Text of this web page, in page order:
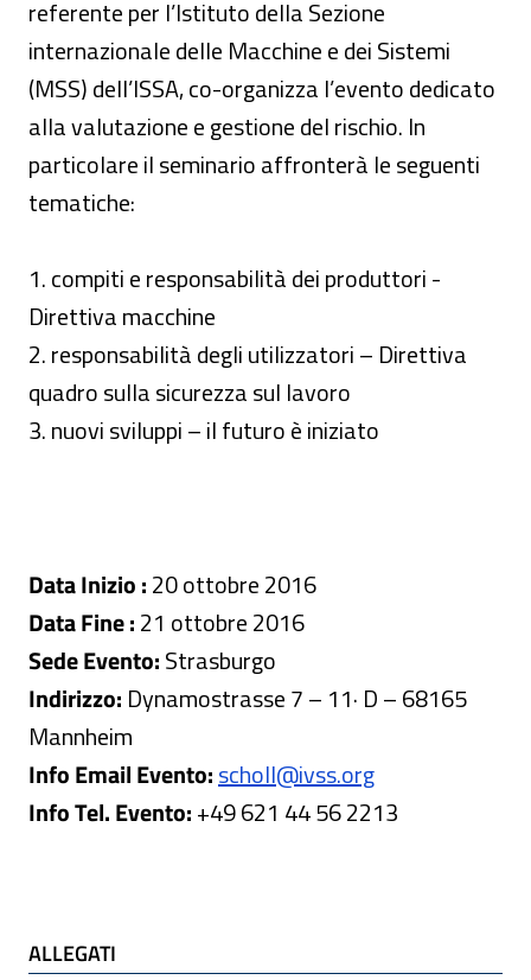
referente per l’Istituto della Sezione
internazionale delle Macchine e dei Sistemi
(MSS) dell’ISSA, co-organizza l’evento dedicato
alla valutazione e gestione del rischio. In
particolare il seminario affronterà le seguenti
tematiche:
1. compiti e responsabilità dei produttori -
Direttiva macchine
2. responsabilità degli utilizzatori – Direttiva
quadro sulla sicurezza sul lavoro
3. nuovi sviluppi – il futuro è iniziato
Data Inizio :20 ottobre 2016
Data Fine :21 ottobre 2016
Sede Evento:Strasburgo
Indirizzo: Dynamostrasse 7 – 11· D – 68165
Mannheim
Info Email Evento:scholl@ivss.org
Info Tel. Evento:+49 621 44 56 2213
ALLEGATI
ALLEGATI